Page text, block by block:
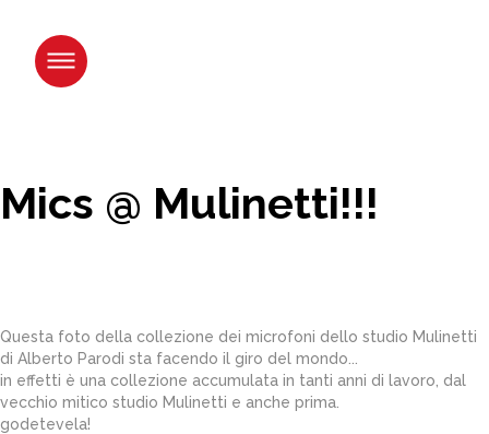
contenuti.
Mics @ Mulinetti!!!
Questa foto della collezione dei microfoni dello studio Mulinetti
di Alberto Parodi sta facendo il giro del mondo...
in effetti è una collezione accumulata in tanti anni di lavoro, dal
vecchio mitico studio Mulinetti e anche prima.
godetevela!